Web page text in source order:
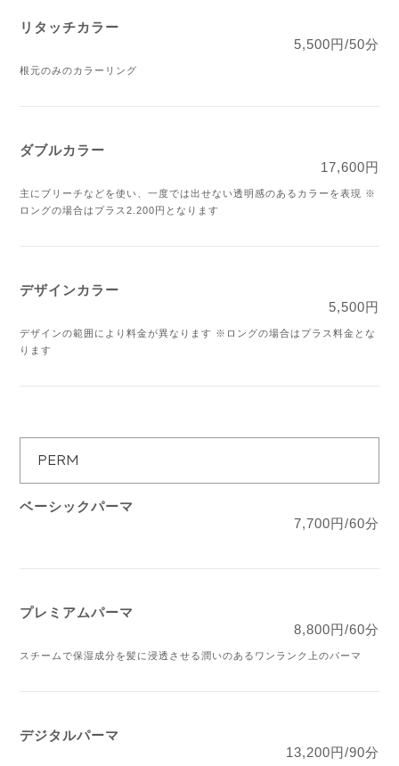
リタッチカラー
5,500円/50分
根元のみのカラーリング
ダブルカラー
17,600円
主にブリーチなどを使い、一度では出せない透明感のあるカラーを表現 ※
ロングの場合はプラス2.200円となります
デザインカラー
5,500円
デザインの範囲により料金が異なります ※ロングの場合はプラス料金とな
ります
PERM
ベーシックパーマ
7,700円/60分
プレミアムパーマ
8,800円/60分
スチームで保湿成分を髪に浸透させる潤いのあるワンランク上のパーマ
デジタルパーマ
13,200円/90分